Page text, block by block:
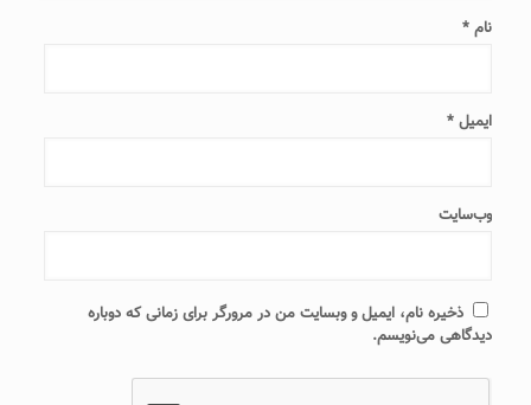
نام *
ایمیل *
وب‌سایت
ذخیره نام، ایمیل و وبسایت من در مرورگر برای زمانی که دوباره
دیدگاهی می‌نویسم.